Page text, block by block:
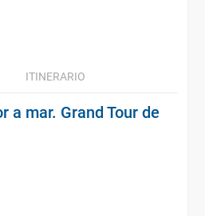
ITINERARIO
a mar. Grand Tour de